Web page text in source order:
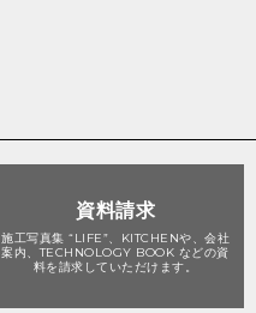
資料請求
施工写真集 “LIFE”、KITCHENや、会社
案内、TECHNOLOGY BOOK などの資
料を請求していただけます。